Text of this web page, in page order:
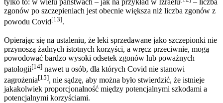
tylko to: w wielu państwach – jak na przykład w Izraelu
– liczba
zgonów po szczepieniach jest obecnie większa niż liczba zgonów z
powodu Covid[13].
Opierając się na ustaleniu, że leki sprzedawane jako szczepionki nie
przynoszą żadnych istotnych korzyści, a wręcz przeciwnie, mogą
powodować bardzo wysoki odsetek zgonów lub poważnych
patologii[14] nawet u osób, dla których Covid nie stanowi
zagrożenia[15], nie sądzę, aby można było stwierdzić, że istnieje
jakakolwiek proporcjonalność między potencjalnymi szkodami a
potencjalnymi korzyściami.